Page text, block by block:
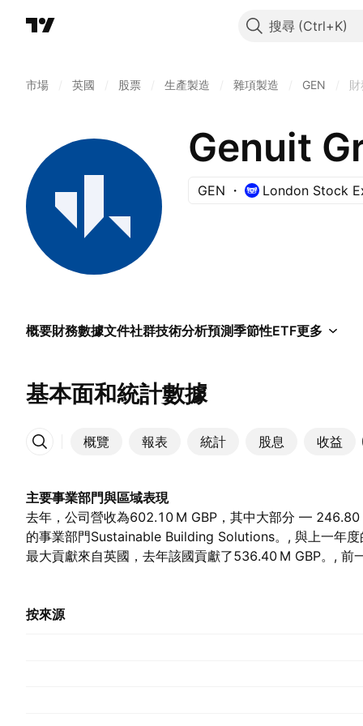
搜尋
市場 英國 股票 生產製造 雜項製造 GEN
Genuit
GEN London Stock
概要財務數據文件社群技術分析預測季節性ETF更多
基本面和統計數據
概覽 報表 統計 股息 收益
更多
主要事業部門與區域表現
去年，公司營收為‪602.10 M‬ GBP，其中大部分 —
的事業部門Sustainable Building Solutions。, 與上一年
最大貢獻來自英國，去年該國貢獻了‪536.40 M‬ GBP。, 前
按來源